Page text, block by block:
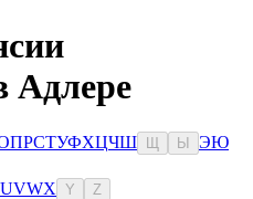
Адлере
ПРСТУФХЦЧШ Ы ЭЮ
UVWX Y Z